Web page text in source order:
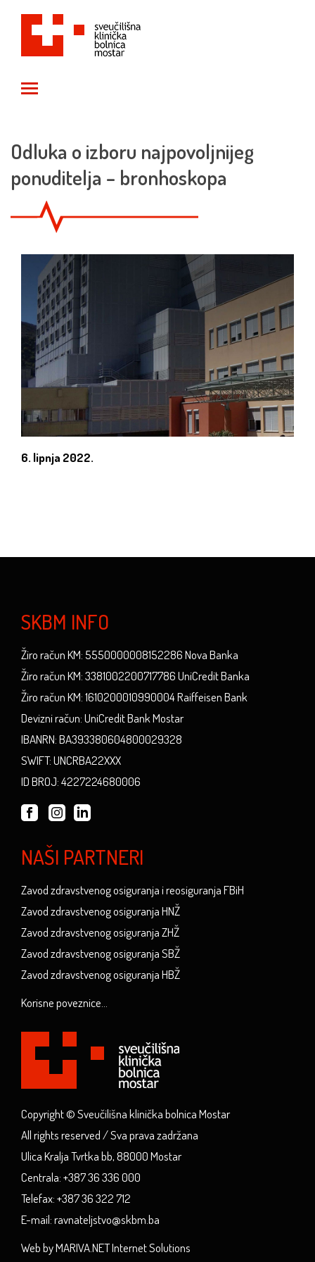
Odluka o izboru najpovoljnijeg
ponuditelja – bronhoskopa
6. lipnja 2022.
SKBM INFO
Žiro račun KM: 5550000008152286 Nova Banka
Žiro račun KM: 3381002200717786 UniCredit Banka
Žiro račun KM: 1610200010990004 Raiffeisen Bank
Devizni račun: UniCredit Bank Mostar
IBANRN: BA393380604800029328
SWIFT: UNCRBA22XXX
ID BROJ: 4227224680006
NAŠI PARTNERI
Zavod zdravstvenog osiguranja i reosiguranja FBiH
Zavod zdravstvenog osiguranja HNŽ
Zavod zdravstvenog osiguranja ZHŽ
Zavod zdravstvenog osiguranja SBŽ
Zavod zdravstvenog osiguranja HBŽ
Korisne poveznice...
Copyright © Sveučilišna klinička bolnica Mostar
All rights reserved / Sva prava zadržana
Ulica Kralja Tvrtka bb, 88000 Mostar
Centrala: +387 36 336 000
Telefax: +387 36 322 712
E-mail: ravnateljstvo@skbm.ba
Web by MARIVA.NET Internet Solutions